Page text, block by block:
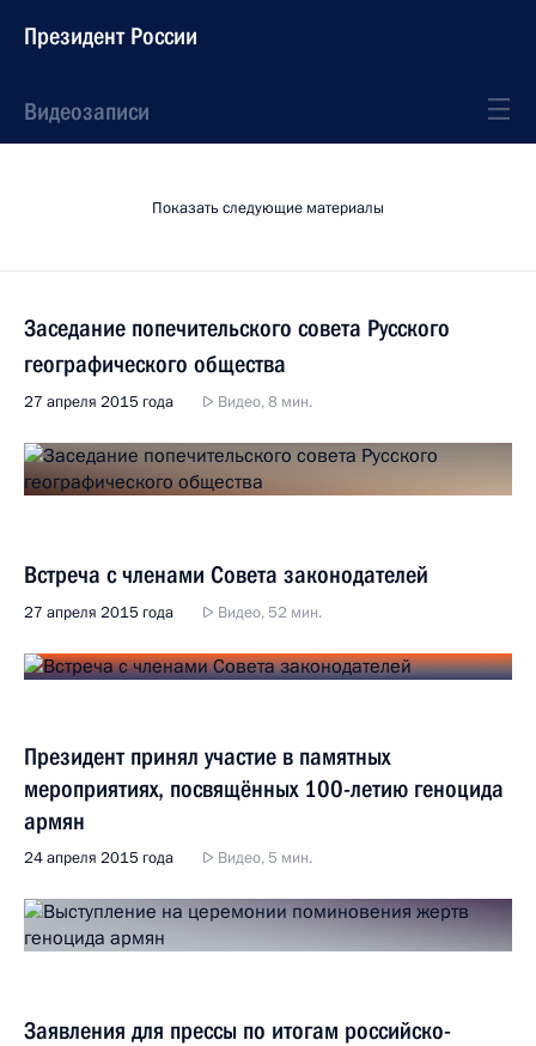
Президент России
Видеозаписи
Показать следующие материалы
Заседание попечительского совета Русского
географического общества
27 апреля 2015 года Видео, 8 мин.
Встреча с членами Совета законодателей
27 апреля 2015 года Видео, 52 мин.
Президент принял участие в памятных
мероприятиях, посвящённых 100-летию геноцида
армян
24 апреля 2015 года Видео, 5 мин.
Заявления для прессы по итогам российско-